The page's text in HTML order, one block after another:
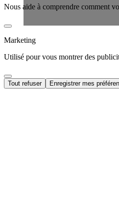
Nous aide à comprendre comment
Marketing
Utilisé pour vous montrer des
Tout refuser Enregistrer mes